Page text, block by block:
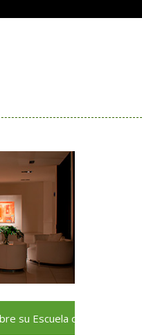
de Servicios Turísticos: